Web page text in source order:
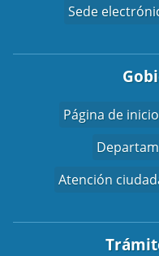
Sede
Página de inicio
Atención